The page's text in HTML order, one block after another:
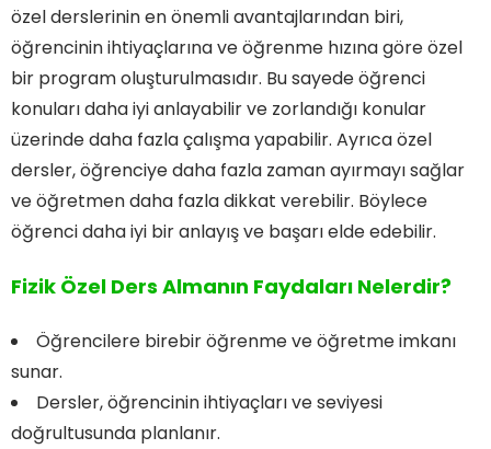
özel derslerinin en önemli avantajlarından biri,
öğrencinin ihtiyaçlarına ve öğrenme hızına göre özel
bir program oluşturulmasıdır. Bu sayede öğrenci
konuları daha iyi anlayabilir ve zorlandığı konular
üzerinde daha fazla çalışma yapabilir. Ayrıca özel
dersler, öğrenciye daha fazla zaman ayırmayı sağlar
ve öğretmen daha fazla dikkat verebilir. Böylece
öğrenci daha iyi bir anlayış ve başarı elde edebilir.
Fizik Özel Ders Almanın Faydaları Nelerdir?
Öğrencilere birebir öğrenme ve öğretme imkanı
sunar.
Dersler, öğrencinin ihtiyaçları ve seviyesi
doğrultusunda planlanır.